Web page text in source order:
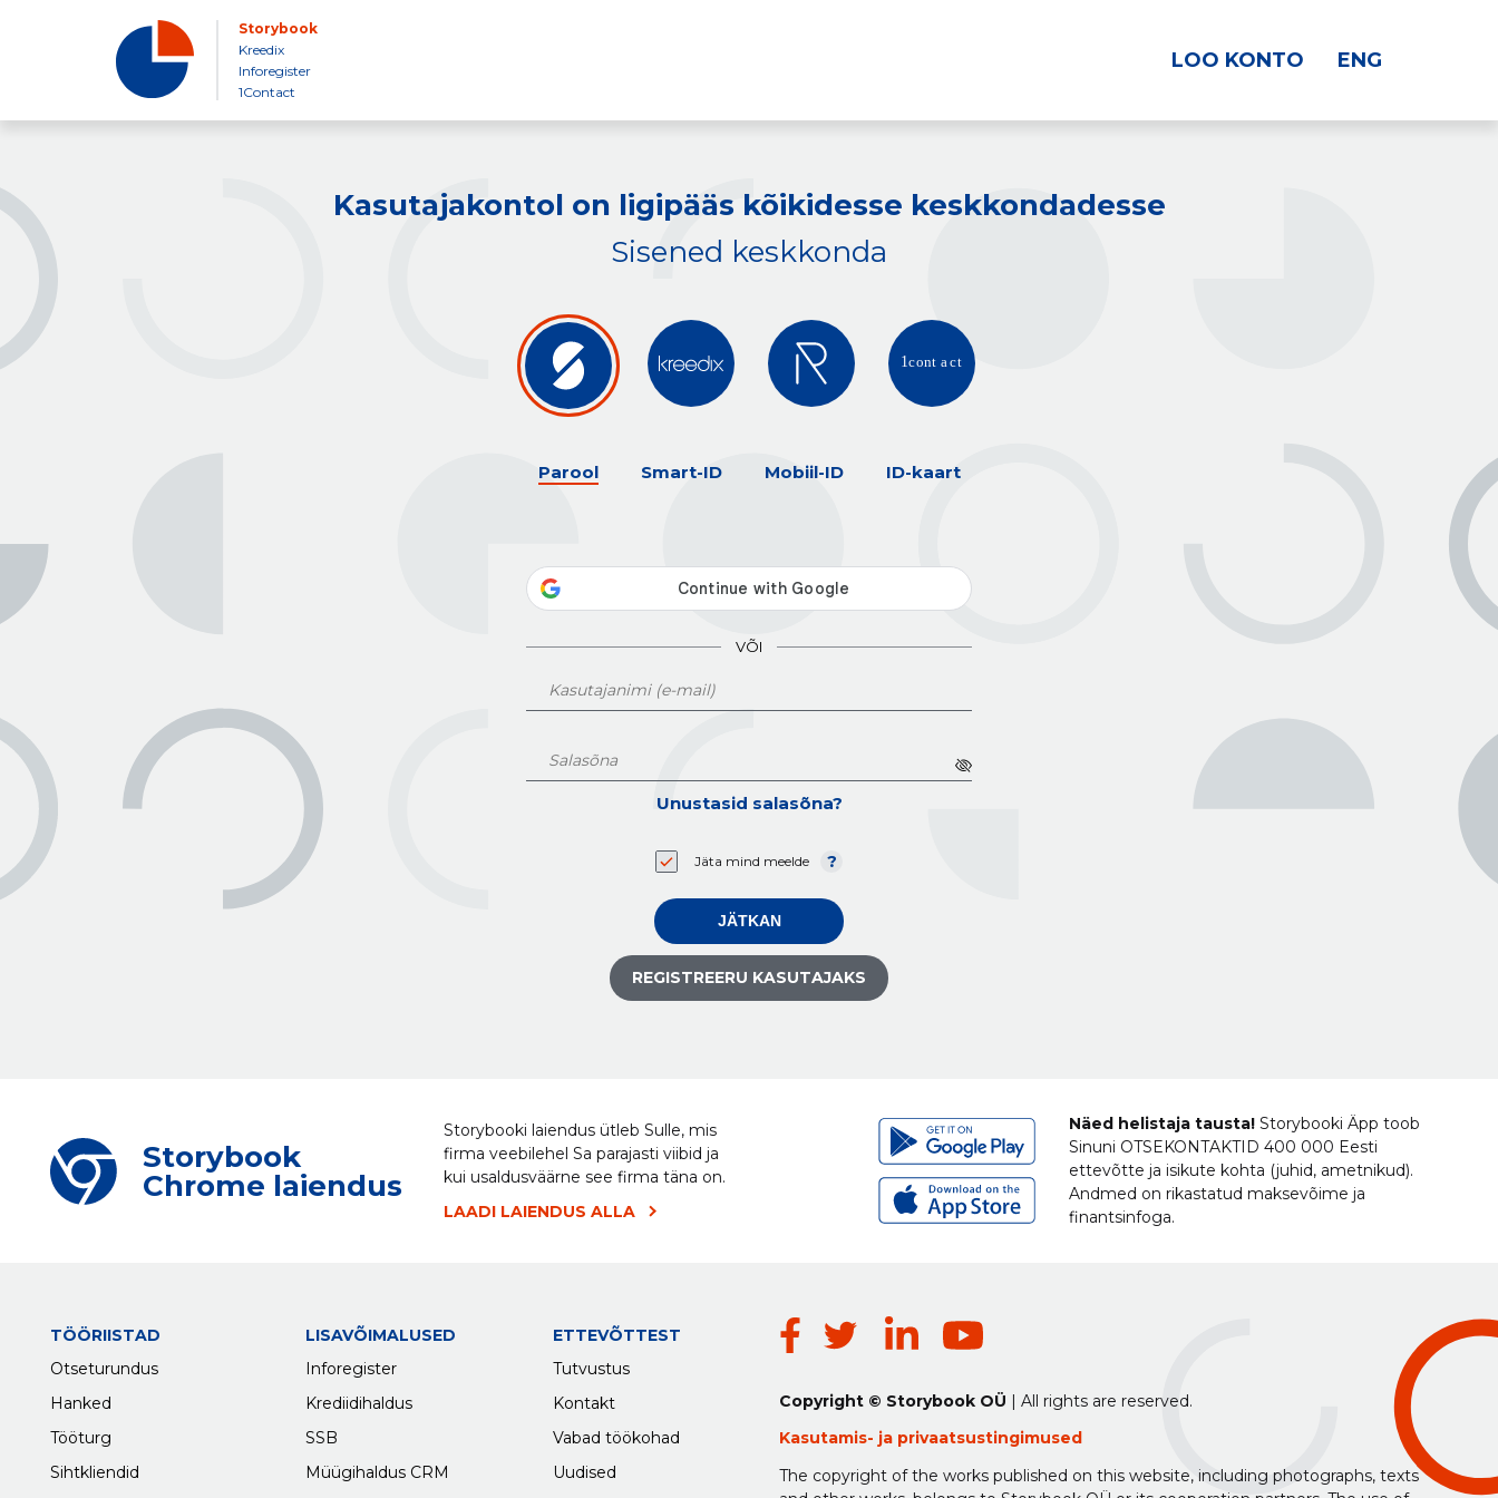
Storybook
Kreedix
Inforegister
1Contact
LOO KONTO ENG
Kasutajakontol on ligipääs kõikidesse keskkondadesse
Sisened keskkonda
Parool Smart-ID Mobiil-ID ID-kaart
VÕI
Unustasid salasõna?
Jäta mind meelde
JÄTKAN
REGISTREERU KASUTAJAKS
Storybook
Chrome laiendus
Storybooki laiendus ütleb Sulle, mis
firma veebilehel Sa parajasti viibid ja
kui usaldusväärne see firma täna on.
LAADI LAIENDUS ALLA
Näed helistaja tausta! Storybooki Äpp toob
Sinuni OTSEKONTAKTID 400 000 Eesti
ettevõtte ja isikute kohta (juhid, ametnikud).
Andmed on rikastatud maksevõime ja
finantsinfoga.
TÖÖRIISTAD
Otseturundus
Hanked
Tööturg
Sihtkliendid
LISAVÕIMALUSED
Inforegister
Krediidihaldus
SSB
Müügihaldus CRM
ETTEVÕTTEST
Tutvustus
Kontakt
Vabad töökohad
Uudised
Copyright © Storybook OÜ | All rights are reserved.
Kasutamis- ja privaatsustingimused
The copyright of the works published on this website, including photographs, texts